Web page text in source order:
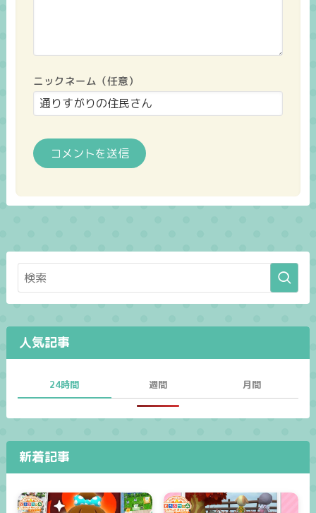
ニックネーム（任意）
人気記事
24時間 週間 月間
新着記事